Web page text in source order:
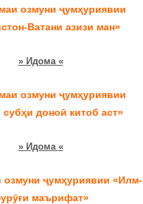
озмуни ҷумҳуриявии
Ватани азизи ман»
» Идома «
озмуни ҷумҳуриявии
доноӣ китоб аст»
» Идома «
озмуни ҷумҳуриявии «Илм-
маърифат»